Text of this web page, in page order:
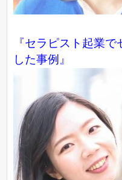
『セラピスト起業で
した事例 』